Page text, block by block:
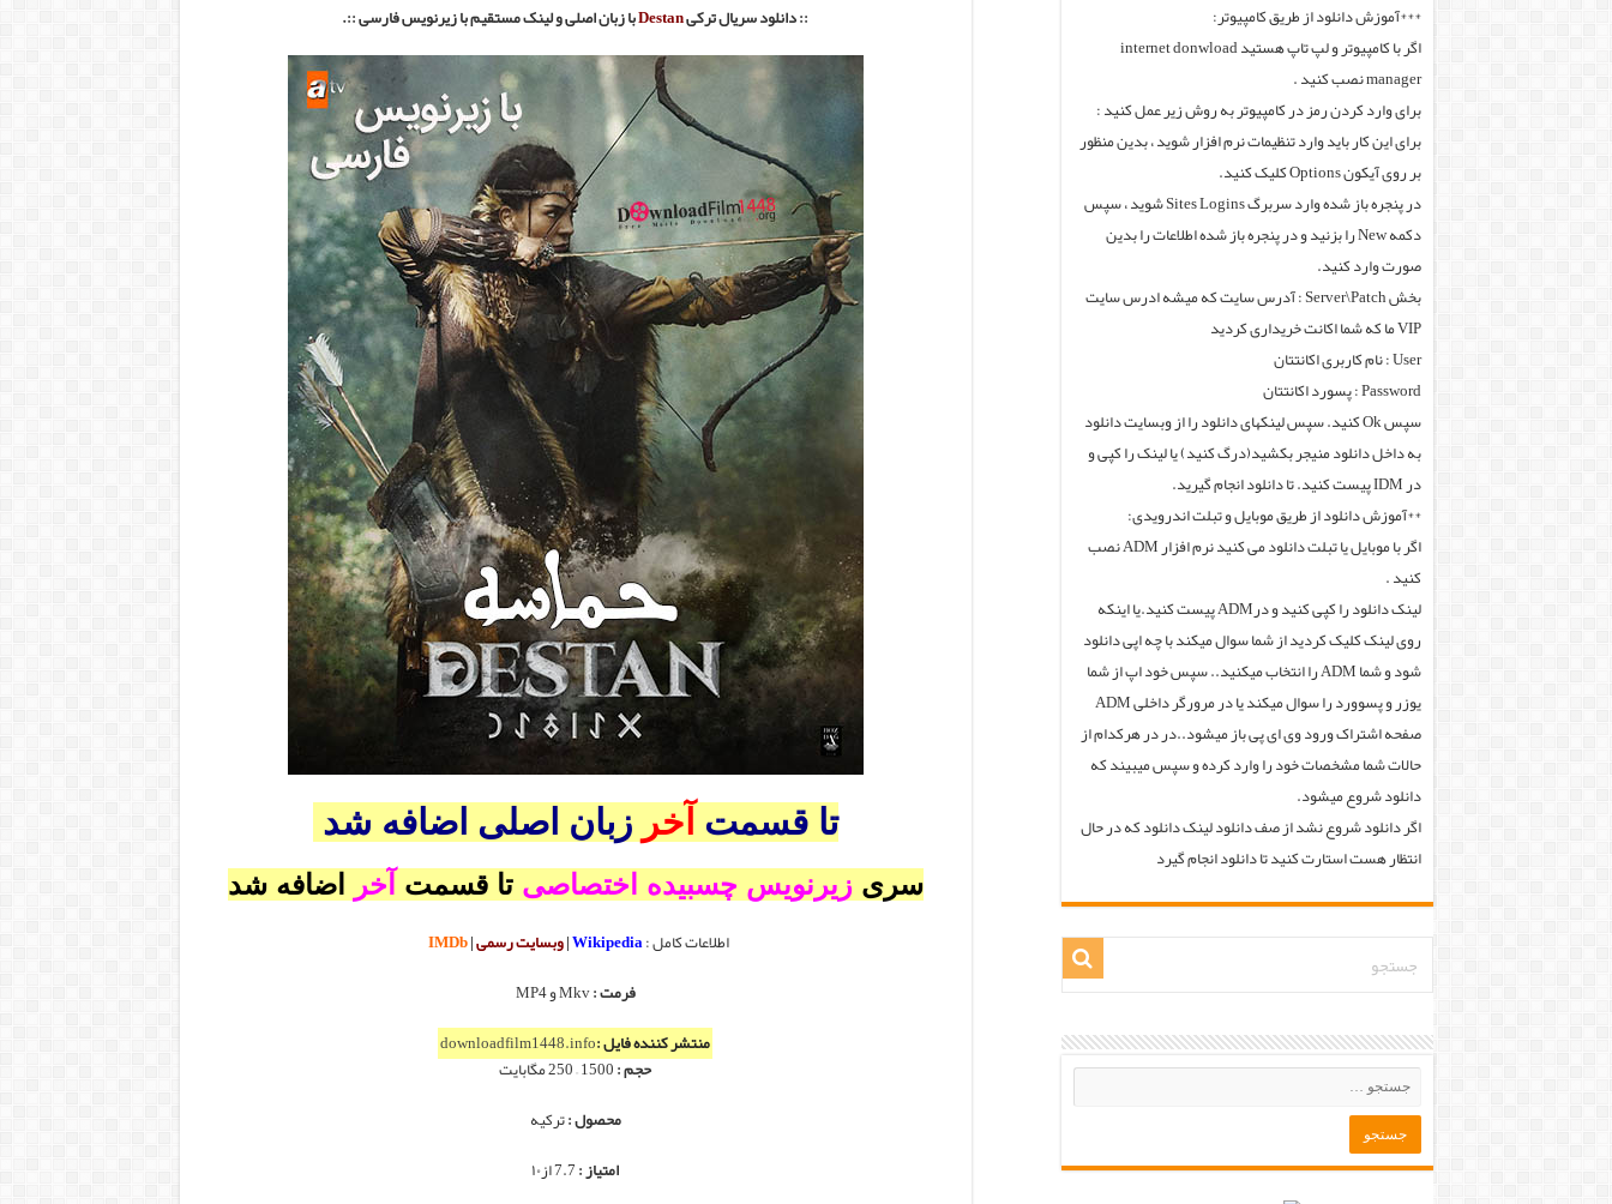
:: دانلود سریال ترکیDestanبازبان اصلی و لینک مستقیم با زیرنویس فارسی ::.
تا قسمت آخرزبان اصلی اضافه شد
سریزیرنویس چسبیده اختصاصی تا قسمت آخر اضافه شد
اطلاعات کامل :Wikipedia
|وبسایت رسمی|
IMDb
فرمت :Mkv و MP4
منتشر کننده فایل :downloadfilm1448.info
حجم :
محصول :ترکیه
امتیاز :
***آموزش دانلود از طریق کامپیوتر:
اگر با کامپیوتر و لپ تاپ هستید internet donwload
manager نصب کنید .
برای وارد کردن رمز در کامپیوتر به روش زیر عمل کنید :
برای این کار باید وارد تنظیمات نرم افزار شوید ، بدین منظور
بر روی آیکون Options کلیک کنید.
در پنجره باز شده وارد سربرگ Sites Logins شوید ، سپس
دکمه New را بزنید و در پنجره باز شده اطلاعات را بدین
صورت وارد کنید.
بخش Server\Patch : آدرس سایت که میشه ادرس سایت
VIP ما که شما اکانت خریداری کردید
User : نام کاربری اکانتتان
Password : پسورد اکانتتان
سپس Ok کنید. سپس لینکهای دانلود را از وبسایت دانلود
به داخل دانلود منیجر بکشید(درگ کنید) یا لینک را کپی و
در IDM پیست کنید. تا دانلود انجام گیرید.
**آموزش دانلود از طریق موبایل و تبلت اندرویدی:
اگر با موبایل یا تبلت دانلود می کنید نرم افزار ADM نصب
کنید .
لینک دانلود را کپی کنید و درADM پیست کنید.یا اینکه
روی لینک کلیک کردید از شما سوال میکند با چه اپی دانلود
شود و شما ADM را انتخاب میکنید.. سپس خود اپ از شما
یوزر و پسوورد را سوال میکند یا در مرورگر داخلی ADM
صفحه اشتراک ورود وی ای پی باز میشود..در در هرکدام از
حالات شما مشخصات خود را وارد کرده و سپس میبیند که
دانلود شروع میشود.
اگر دانلود شروع نشد از صف دانلود لینک دانلود که در حال
انتظار هست استارت کنید تا دانلود انجام گیرد